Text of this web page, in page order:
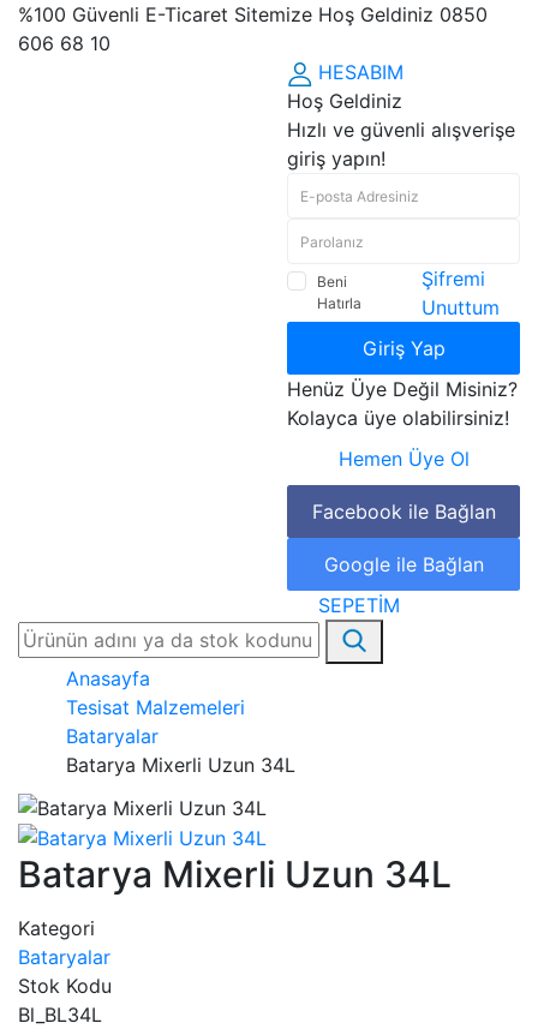
%100 Güvenli E-Ticaret Sitemize Hoş Geldiniz 0850
606 68 10
HESABIM
Hoş Geldiniz
Hızlı ve güvenli alışverişe
giriş yapın!
Beni
Hatırla
Şifremi
Unuttum
Giriş Yap
Henüz Üye Değil Misiniz?
Kolayca üye olabilirsiniz!
Hemen Üye Ol
Facebook ile Bağlan
Google ile Bağlan
SEPETİM
Anasayfa
Tesisat Malzemeleri
Bataryalar
Batarya Mixerli Uzun 34L
Batarya Mixerli Uzun 34L
Kategori
Bataryalar
Stok Kodu
Bl_BL34L